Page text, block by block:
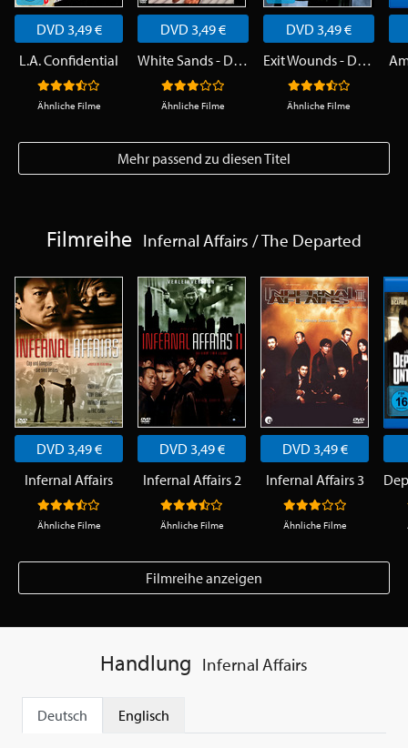
DVD 3,49 €
L.A. Confidential
Ähnliche Filme
DVD 3,49 €
White Sands - Der große Deal
Ähnliche Filme
DVD 3,49 €
Exit Wounds - Die Copjäger
Ähnliche Filme
Mehr passend zu diesen Titel
Filmreihe Infernal Affairs / The Departed
DVD 3,49 €
Infernal Affairs
Ähnliche Filme
DVD 3,49 €
Infernal Affairs 2
Ähnliche Filme
DVD 3,49 €
Infernal Affairs 3
Ähnliche Filme
Filmreihe anzeigen
Handlung Infernal Affairs
Deutsch Englisch